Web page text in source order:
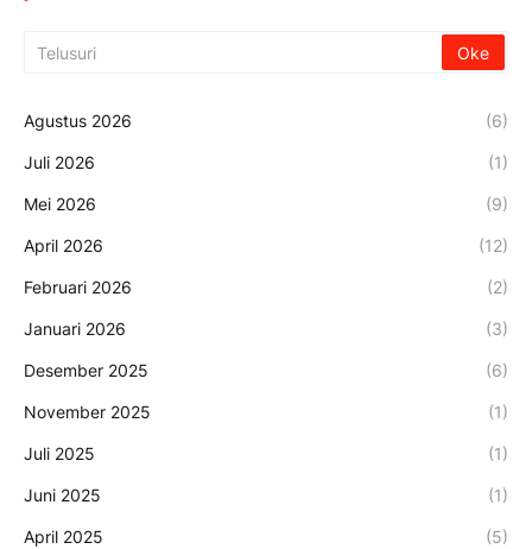
Agustus 2026 (6)
Juli 2026 (1)
Mei 2026 (9)
April 2026 (12)
Februari 2026 (2)
Januari 2026 (3)
Desember 2025 (6)
November 2025 (1)
Juli 2025 (1)
Juni 2025 (1)
April 2025 (5)